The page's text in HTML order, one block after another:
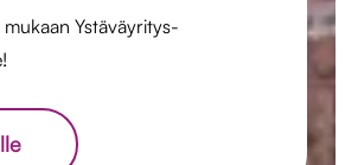
mukaan Ystäväyritys-